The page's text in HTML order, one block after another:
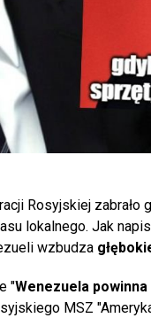
Rosyjskiej zabrało
lokalnego. Jak
wzbudza
"Wenezuela
MSZ